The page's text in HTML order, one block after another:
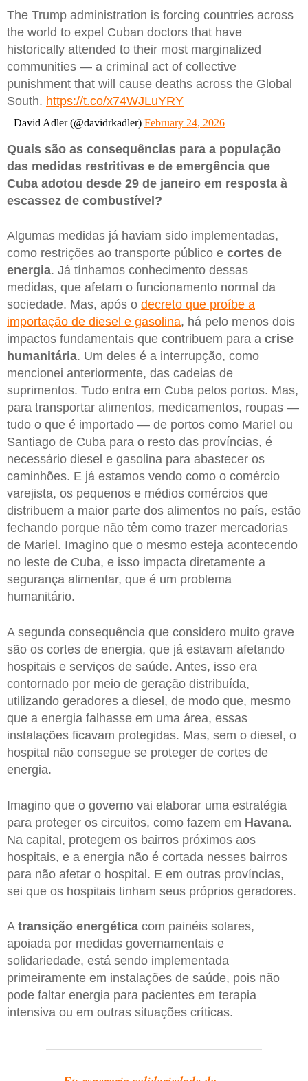
The Trump administration is forcing countries across
the world to expel Cuban doctors that have
historically attended to their most marginalized
communities — a criminal act of collective
punishment that will cause deaths across the Global
South. https://t.co/x74WJLuYRY
— David Adler (@davidrkadler) February 24, 2026
Quais são as consequências para a população
das medidas restritivas e de emergência que
Cuba adotou desde 29 de janeiro em resposta à
escassez de combustível?
Algumas medidas já haviam sido implementadas,
como restrições ao transporte público e cortes de
energia. Já tínhamos conhecimento dessas
medidas, que afetam o funcionamento normal da
sociedade. Mas, após o decreto que proíbe a
importação de diesel e gasolina, há pelo menos dois
impactos fundamentais que contribuem para a crise
humanitária. Um deles é a interrupção, como
mencionei anteriormente, das cadeias de
suprimentos. Tudo entra em Cuba pelos portos. Mas,
para transportar alimentos, medicamentos, roupas —
tudo o que é importado — de portos como Mariel ou
Santiago de Cuba para o resto das províncias, é
necessário diesel e gasolina para abastecer os
caminhões. E já estamos vendo como o comércio
varejista, os pequenos e médios comércios que
distribuem a maior parte dos alimentos no país, estão
fechando porque não têm como trazer mercadorias
de Mariel. Imagino que o mesmo esteja acontecendo
no leste de Cuba, e isso impacta diretamente a
segurança alimentar, que é um problema
humanitário.
A segunda consequência que considero muito grave
são os cortes de energia, que já estavam afetando
hospitais e serviços de saúde. Antes, isso era
contornado por meio de geração distribuída,
utilizando geradores a diesel, de modo que, mesmo
que a energia falhasse em uma área, essas
instalações ficavam protegidas. Mas, sem o diesel, o
hospital não consegue se proteger de cortes de
energia.
Imagino que o governo vai elaborar uma estratégia
para proteger os circuitos, como fazem em Havana.
Na capital, protegem os bairros próximos aos
hospitais, e a energia não é cortada nesses bairros
para não afetar o hospital. E em outras províncias,
sei que os hospitais tinham seus próprios geradores.
A transição energética com painéis solares,
apoiada por medidas governamentais e
solidariedade, está sendo implementada
primeiramente em instalações de saúde, pois não
pode faltar energia para pacientes em terapia
intensiva ou em outras situações críticas.